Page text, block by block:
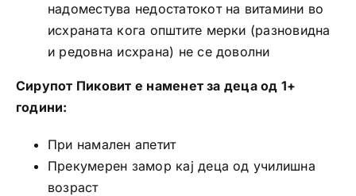
надоместува недостатокот на витамини во
исхраната кога општите мерки (разновидна
и редовна исхрана) не се доволни
Сирупот Пиковит е наменет за деца од 1+
години:
При намален апетит
Прекумерен замор кај деца од училишна
возраст